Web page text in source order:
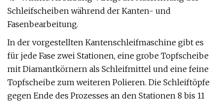
Schleifscheiben während der Kanten- und
Fasenbearbeitung.
In der vorgestellten Kantenschleifmaschine gibt es
für jede Fase zwei Stationen, eine grobe Topfscheibe
mit Diamantkörnern als Schleifmittel und eine feine
Topfscheibe zum weiteren Polieren. Die Schleiftöpfe
gegen Ende des Prozesses an den Stationen 8 bis 11